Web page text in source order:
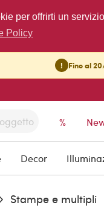
per offrirti un
Policy
! Fino al
%
Decor
Stampe e multipli